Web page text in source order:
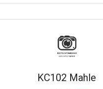
KC102 Mahle